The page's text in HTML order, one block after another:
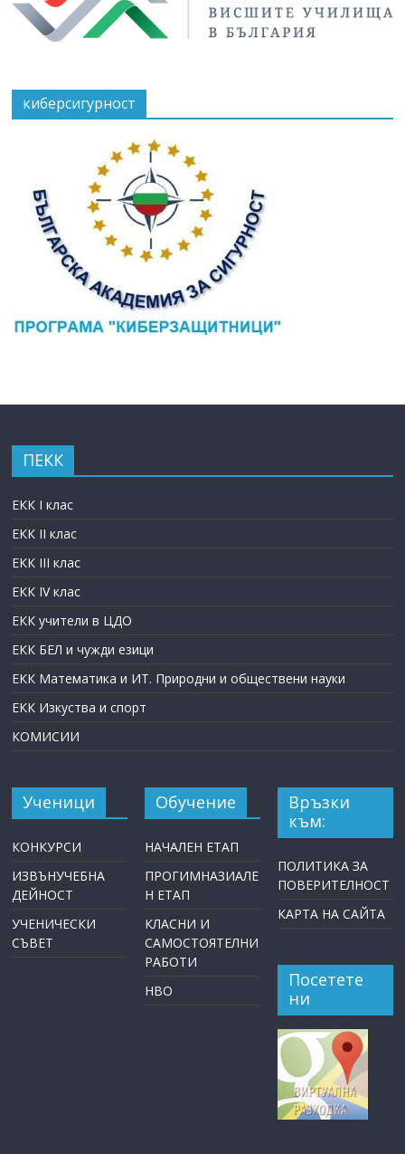
киберсигурност
ПЕКК
ЕКК I клас
ЕКК II клас
ЕКК III клас
ЕКК IV клас
ЕКК учители в ЦДО
ЕКК БЕЛ и чужди езици
ЕКК Математика и ИТ. Природни и обществени науки
ЕКК Изкуства и спорт
КОМИСИИ
Ученици
КОНКУРСИ
ИЗВЪНУЧЕБНА
ДЕЙНОСТ
УЧЕНИЧЕСКИ
СЪВЕТ
Обучение
НАЧАЛЕН ЕТАП
ПРОГИМНАЗИАЛЕ
Н ЕТАП
КЛАСНИ И
САМОСТОЯТЕЛНИ
РАБОТИ
НВО
Връзки
към:
ПОЛИТИКА ЗА
ПОВЕРИТЕЛНОСТ
КАРТА НА САЙТА
Посетете
ни